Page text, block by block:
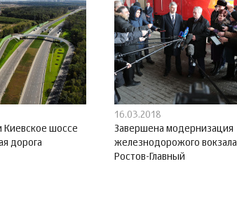
Киевское шоссе
дорога
16.03.2018
Завершена модернизация
железнодорожого вокзала
Ростов-Главный